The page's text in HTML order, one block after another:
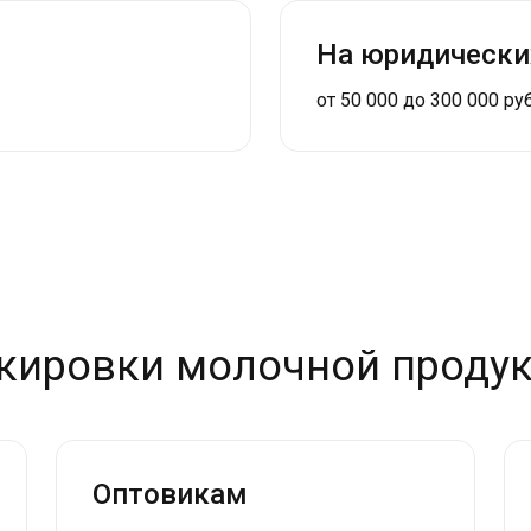
На
от 50 000 до 300 000
молочной
Оптовикам